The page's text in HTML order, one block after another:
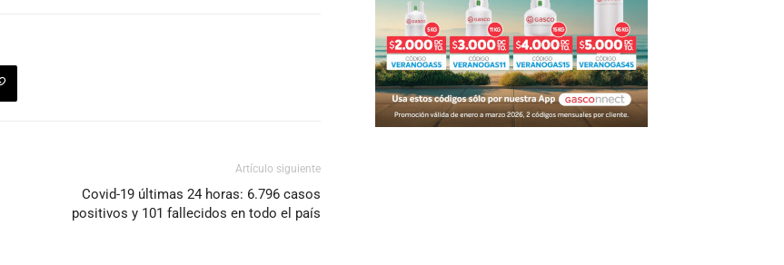
Artículo siguiente
Covid-19 últimas 24 horas: 6.796 casos
positivos y 101 fallecidos en todo el país